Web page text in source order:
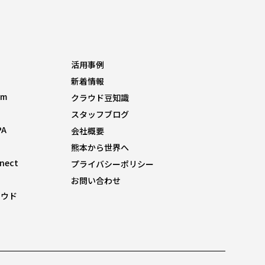
ド
活用事例
新着情報
クラウド豆知識
スタッフブログ
会社概要
熊本から世界へ
プライバシーポリシー
お問い合わせ